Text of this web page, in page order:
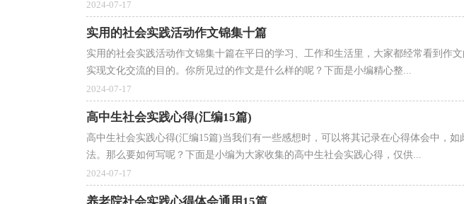
2024-07-17
实用的社会实践活动作文锦集十篇
实用的社会实践活动作文锦集十篇在平日的学习、工作和生活里，大家都经常看到作
实现文化交流的目的。你所见过的作文是什么样的呢？下面是小编精心整...
2024-07-17
高中生社会实践心得(汇编15篇)
高中生社会实践心得(汇编15篇)当我们有一些感想时，可以将其记录在心得体会中，
法。那么要如何写呢？下面是小编为大家收集的高中生社会实践心得，仅供...
2024-07-17